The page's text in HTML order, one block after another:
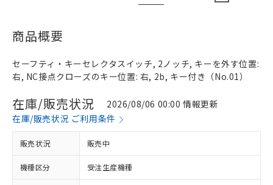
商品概要
セーフティ・キーセレクタスイッチ, 2ノッチ, キーを外す位置:
右, NC接点クローズのキー位置: 右, 2b, キー付き（No.01）
在庫/販売状況
2026/08/06 00:00 情報更新
在庫/販売状況 ご利用条件
販売状況 販売中
機種区分 受注生産機種